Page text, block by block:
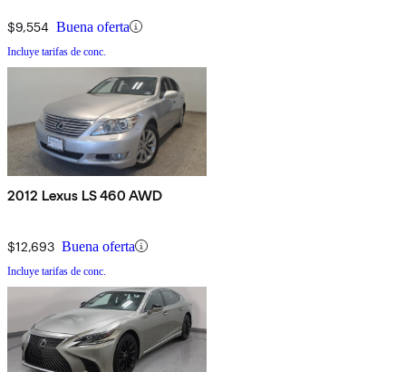
$9,554 Buena oferta
Incluye tarifas de conc.
2012 Lexus LS 460 AWD
$12,693 Buena oferta
Incluye tarifas de conc.